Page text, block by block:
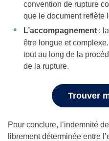
convention de rupture
que le document reflète
L’accompagnement :
être longue et
tout au long de la
de la rupture.
Trouver
Pour conclure, l’indemnité
librement déterminée entre